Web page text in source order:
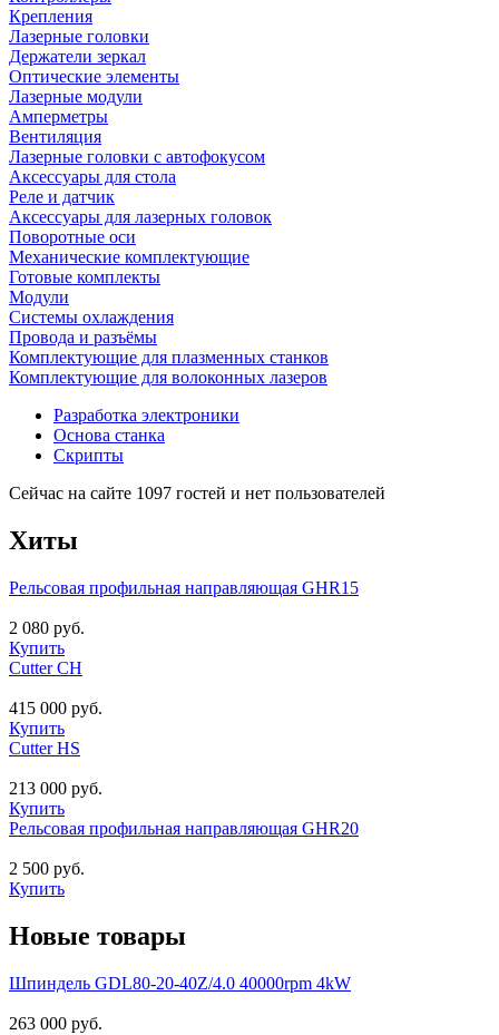
Крепления
Лазерные головки
Держатели зеркал
Оптические элементы
Лазерные модули
Амперметры
Вентиляция
Лазерные головки с автофокусом
Аксессуары для стола
Реле и датчик
Аксессуары для лазерных головок
Поворотные оси
Механические комплектующие
Готовые комплекты
Модули
Системы охлаждения
Провода и разъёмы
Комплектующие для плазменных станков
Комплектующие для волоконных лазеров
Разработка электроники
Основа станка
Скрипты
Сейчас на сайте 1097 гостей и нет пользователей
Хиты
Рельсовая профильная направляющая GHR15
2 080 руб.
Купить
Cutter CH
415 000 руб.
Купить
Cutter HS
213 000 руб.
Купить
Рельсовая профильная направляющая GHR20
2 500 руб.
Купить
Новые товары
Шпиндель GDL80-20-40Z/4.0 40000rpm 4kW
263 000 руб.